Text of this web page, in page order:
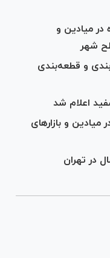
میوه در میادین و
شهر
و قطعه‌بندی
اعلام شد
و بازار‌های
در تهران